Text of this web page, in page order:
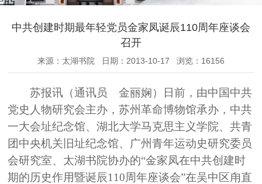
中共创建时期最年轻党员金家凤诞辰110周年座谈会
召开
来源：太湖书院 日期：2013-10-17 浏览：16156
苏报讯（通讯员 金丽娴）日前，由中国中共
党史人物研究会主办，苏州革命博物馆承办，中共
一大会址纪念馆、湖北大学马克思主义学院、共青
团中央机关旧址纪念馆、广州青年运动史研究委员
会研究室、太湖书院协办的“金家凤在中共创建时
期的历史作用暨诞辰110周年座谈会”在吴中区甪直